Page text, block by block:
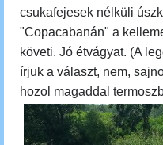
csukafejesek nélküli
"Copacabanán" a
követi. Jó étvágyat. (A
írjuk a választ, nem,
hozol magaddal